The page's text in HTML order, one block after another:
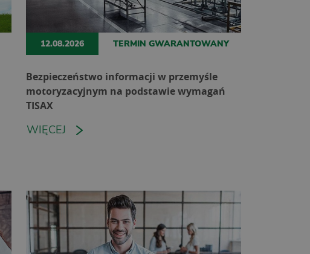
12.08.2026 TERMIN GWARANTOWANY
Bezpieczeństwo informacji w przemyśle
motoryzacyjnym na podstawie wymagań
TISAX
WIĘCEJ